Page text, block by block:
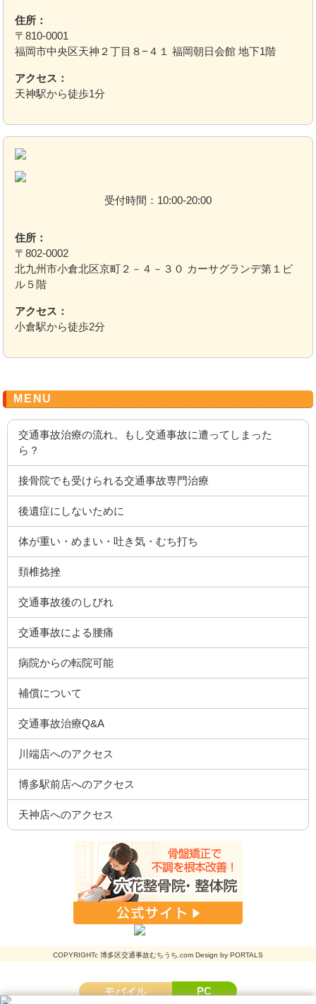
住所：
〒810-0001
福岡市中央区天神２丁目８−４１ 福岡朝日会館 地下1階
アクセス：
天神駅から徒歩1分
受付時間：10:00-20:00
住所：
〒802-0002
北九州市小倉北区京町２－４－３０ カーサグランデ第１ビ
ル５階
アクセス：
小倉駅から徒歩2分
MENU
交通事故治療の流れ。もし交通事故に遭ってしまった
ら？
接骨院でも受けられる交通事故専門治療
後遺症にしないために
体が重い・めまい・吐き気・むち打ち
頚椎捻挫
交通事故後のしびれ
交通事故による腰痛
病院からの転院可能
補償について
交通事故治療Q&A
川端店へのアクセス
博多駅前店へのアクセス
天神店へのアクセス
COPYRIGHTc 博多区交通事故むちうち.com Design by PORTALS
モバイル PC